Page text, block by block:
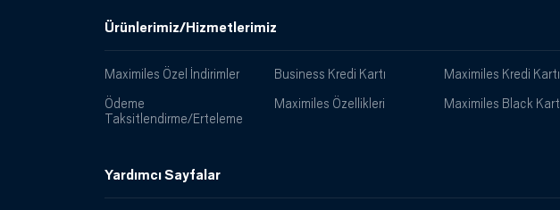
Ürünlerimiz/Hizmetlerimiz
Maximiles Özel İndirimler Business Kredi Kartı Maximiles Kredi Kartı
Ödeme
Taksitlendirme/Erteleme
Maximiles Özellikleri Maximiles Black Kart
Yardımcı Sayfalar